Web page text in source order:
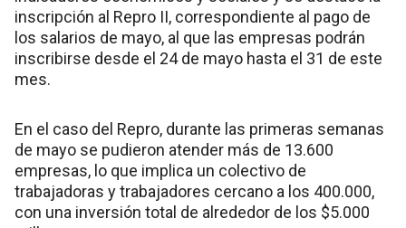
inscripción al Repro II, correspondiente al pago de
los salarios de mayo, al que las empresas podrán
inscribirse desde el 24 de mayo hasta el 31 de este
mes.
En el caso del Repro, durante las primeras semanas
de mayo se pudieron atender más de 13.600
empresas, lo que implica un colectivo de
trabajadoras y trabajadores cercano a los 400.000,
con una inversión total de alrededor de los $5.000